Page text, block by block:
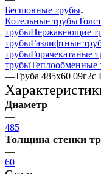
Бесшовные трубы
Котельные трубы
трубыНержавеющие
трубыГазлифтные
трубыГорячекатаные
трубыТеплообменные
—Труба 485х60
Диаметр
—
485
Толщина стенки
—
60